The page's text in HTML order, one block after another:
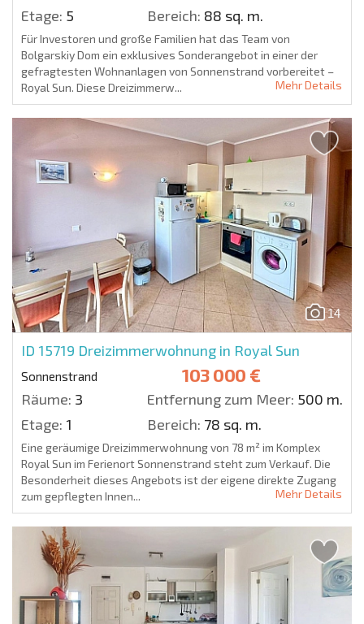
Etage: 5 Bereich: 88 sq. m.
Für Investoren und große Familien hat das Team von
Bolgarskiy Dom ein exklusives Sonderangebot in einer der
gefragtesten Wohnanlagen von Sonnenstrand vorbereitet –
Royal Sun. Diese Dreizimmerw...
Mehr Details
14
ID 15719 Dreizimmerwohnung in Royal Sun
Sonnenstrand 103 000 €
Räume: 3 Entfernung zum Meer: 500 m.
Etage: 1 Bereich: 78 sq. m.
Eine geräumige Dreizimmerwohnung von 78 m² im Komplex
Royal Sun im Ferienort Sonnenstrand steht zum Verkauf. Die
Besonderheit dieses Angebots ist der eigene direkte Zugang
zum gepflegten Innen...
Mehr Details